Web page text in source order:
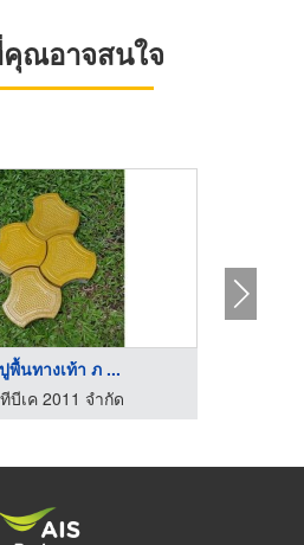
ณอาจสนใจ
พื้นทางเท้า ภ ...
บีเค 2011 จำกัด